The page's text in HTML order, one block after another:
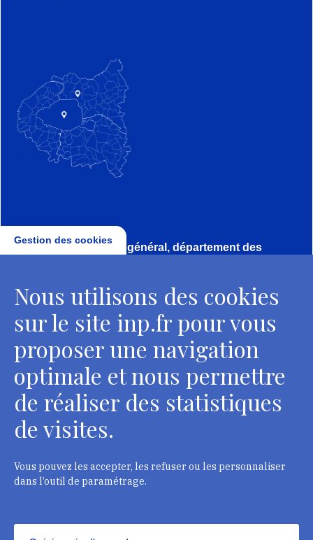
Direction, secrétariat général, département des
2 rue Vivienne - 75002 Paris
Tél. : + 33 1 44 41 16 41
Contacts
Département des restaurateurs
124 rue Henri Barbusse - 93300 Aubervilliers
Contacts
Gestion des cookies
Nous utilisons des cookies
sur le site inp.fr pour vous
proposer une navigation
optimale et nous permettre
de réaliser des statistiques
de visites.
Vous pouvez les accepter, les refuser ou les personnaliser
dans l’outil de paramétrage.